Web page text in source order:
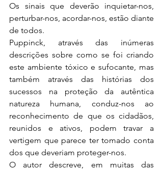
Os sinais que deverão inquietar-nos,
perturbar-nos, acordar-nos, estão diante
de todos.
Puppinck, através das inúmeras
descrições sobre como se foi criando
este ambiente tóxico e sufocante, mas
também através das histórias dos
sucessos na proteção da autêntica
natureza humana, conduz-nos ao
reconhecimento de que os cidadãos,
reunidos e ativos, podem travar a
vertigem que parece ter tomado conta
dos que deveriam proteger-nos.
O autor descreve, em muitas das